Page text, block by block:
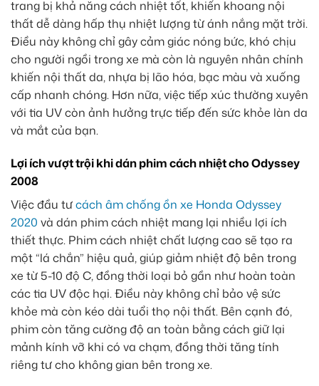
trang bị khả năng cách nhiệt tốt, khiến khoang nội
thất dễ dàng hấp thụ nhiệt lượng từ ánh nắng mặt trời.
Điều này không chỉ gây cảm giác nóng bức, khó chịu
cho người ngồi trong xe mà còn là nguyên nhân chính
khiến nội thất da, nhựa bị lão hóa, bạc màu và xuống
cấp nhanh chóng. Hơn nữa, việc tiếp xúc thường xuyên
với tia UV còn ảnh hưởng trực tiếp đến sức khỏe làn da
và mắt của bạn.
Lợi ích vượt trội khi dán phim cách nhiệt cho Odyssey
2008
Việc đầu tưcách âm chống ồn xe Honda Odyssey
2020 và dán phim cách nhiệt mang lại nhiều lợi ích
thiết thực. Phim cách nhiệt chất lượng cao sẽ tạo ra
một “lá chắn” hiệu quả, giúp giảm nhiệt độ bên trong
xe từ 5-10 độ C, đồng thời loại bỏ gần như hoàn toàn
các tia UV độc hại. Điều này không chỉ bảo vệ sức
khỏe mà còn kéo dài tuổi thọ nội thất. Bên cạnh đó,
phim còn tăng cường độ an toàn bằng cách giữ lại
mảnh kính vỡ khi có va chạm, đồng thời tăng tính
riêng tư cho không gian bên trong xe.